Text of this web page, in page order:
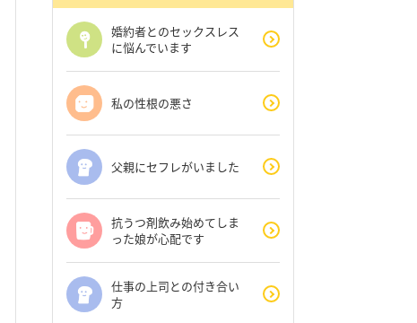
婚約者とのセックスレス
に悩んでいます
私の性根の悪さ
父親にセフレがいました
抗うつ剤飲み始めてしま
った娘が心配です
仕事の上司との付き合い
方